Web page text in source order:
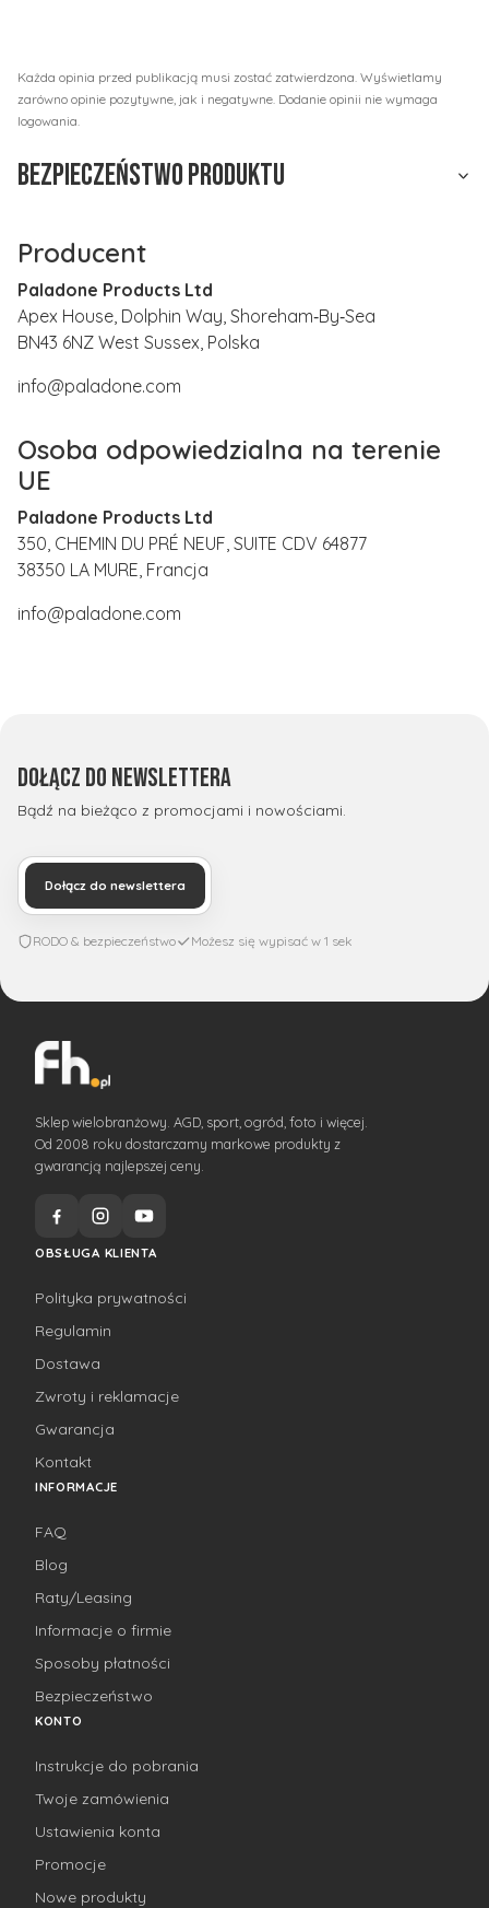
Każda opinia przed publikacją musi zostać zatwierdzona. Wyświetlamy
zarówno opinie pozytywne, jak i negatywne. Dodanie opinii nie wymaga
logowania.
Bezpieczeństwo produktu
Producent
Paladone Products Ltd
Apex House, Dolphin Way, Shoreham‑By‑Sea
BN43 6NZ West Sussex, Polska
info@paladone.com
Osoba odpowiedzialna na terenie
UE
Paladone Products Ltd
350, CHEMIN DU PRÉ NEUF, SUITE CDV 64877
38350 LA MURE, Francja
info@paladone.com
Dołącz do newslettera
Bądź na bieżąco z promocjami i nowościami.
Dołącz do newslettera
RODO & bezpieczeństwo Możesz się wypisać w 1 sek
Sklep wielobranżowy. AGD, sport, ogród, foto i więcej.
Od 2008 roku dostarczamy markowe produkty z
gwarancją najlepszej ceny.
OBSŁUGA KLIENTA
Polityka prywatności
Regulamin
Dostawa
Zwroty i reklamacje
Gwarancja
Kontakt
INFORMACJE
FAQ
Blog
Raty/Leasing
Informacje o firmie
Sposoby płatności
Bezpieczeństwo
KONTO
Instrukcje do pobrania
Twoje zamówienia
Ustawienia konta
Promocje
Nowe produkty